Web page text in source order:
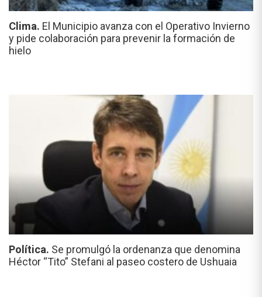
Clima. El Municipio avanza con el Operativo Invierno
y pide colaboración para prevenir la formación de
hielo
Política. Se promulgó la ordenanza que denomina
Héctor “Tito” Stefani al paseo costero de Ushuaia